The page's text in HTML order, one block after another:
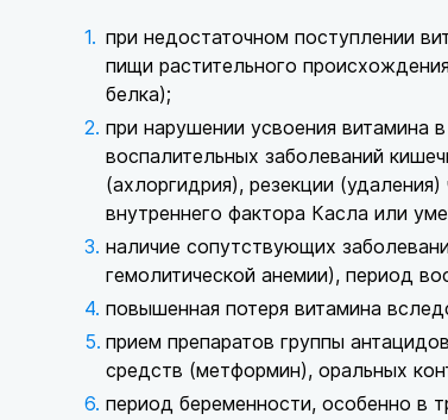
при недостаточном поступлении
пищи растительного
белка);
при нарушении усвоения витамина
воспалительных заболеваний
(ахлоргидрия), резекции
внутреннего фактора Касла или
наличие сопутствующих
гемолитической анемии), период
повышенная потеря витамина
прием препаратов группы
средств (метформин), оральных
период беременности, особенно в